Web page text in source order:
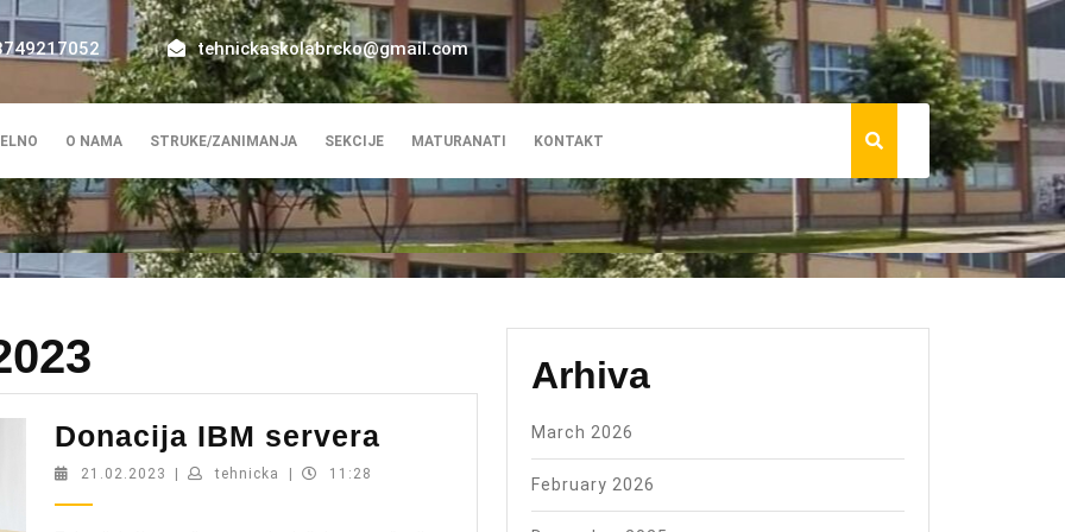
tehnickaskolabrcko@gmail.com
O NAMA STRUKE/ZANIMANJA SEKCIJE MATURANATI KONTAKT
Donacija IBM servera
21.02.2023 21.02.2023
tehnicka tehnicka11:28
Arhiva
March 2026
February 2026